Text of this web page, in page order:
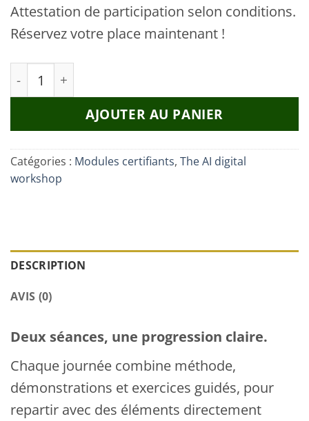
Attestation de participation selon conditions.
Réservez votre place maintenant !
quantité de The AI Digital Workshop — 30 & 31
AJOUTER AU PANIER
Catégories : Modules certifiants, The AI digital
workshop
DESCRIPTION
AVIS (0)
Deux séances, une progression claire.
Chaque journée combine méthode,
démonstrations et exercices guidés, pour
repartir avec des éléments directement